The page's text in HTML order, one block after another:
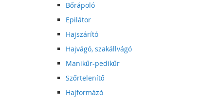
Bőrápoló
Epilátor
Hajszárító
Hajvágó, szakállvágó
Manikűr-pedikűr
Szőrtelenítő
Hajformázó